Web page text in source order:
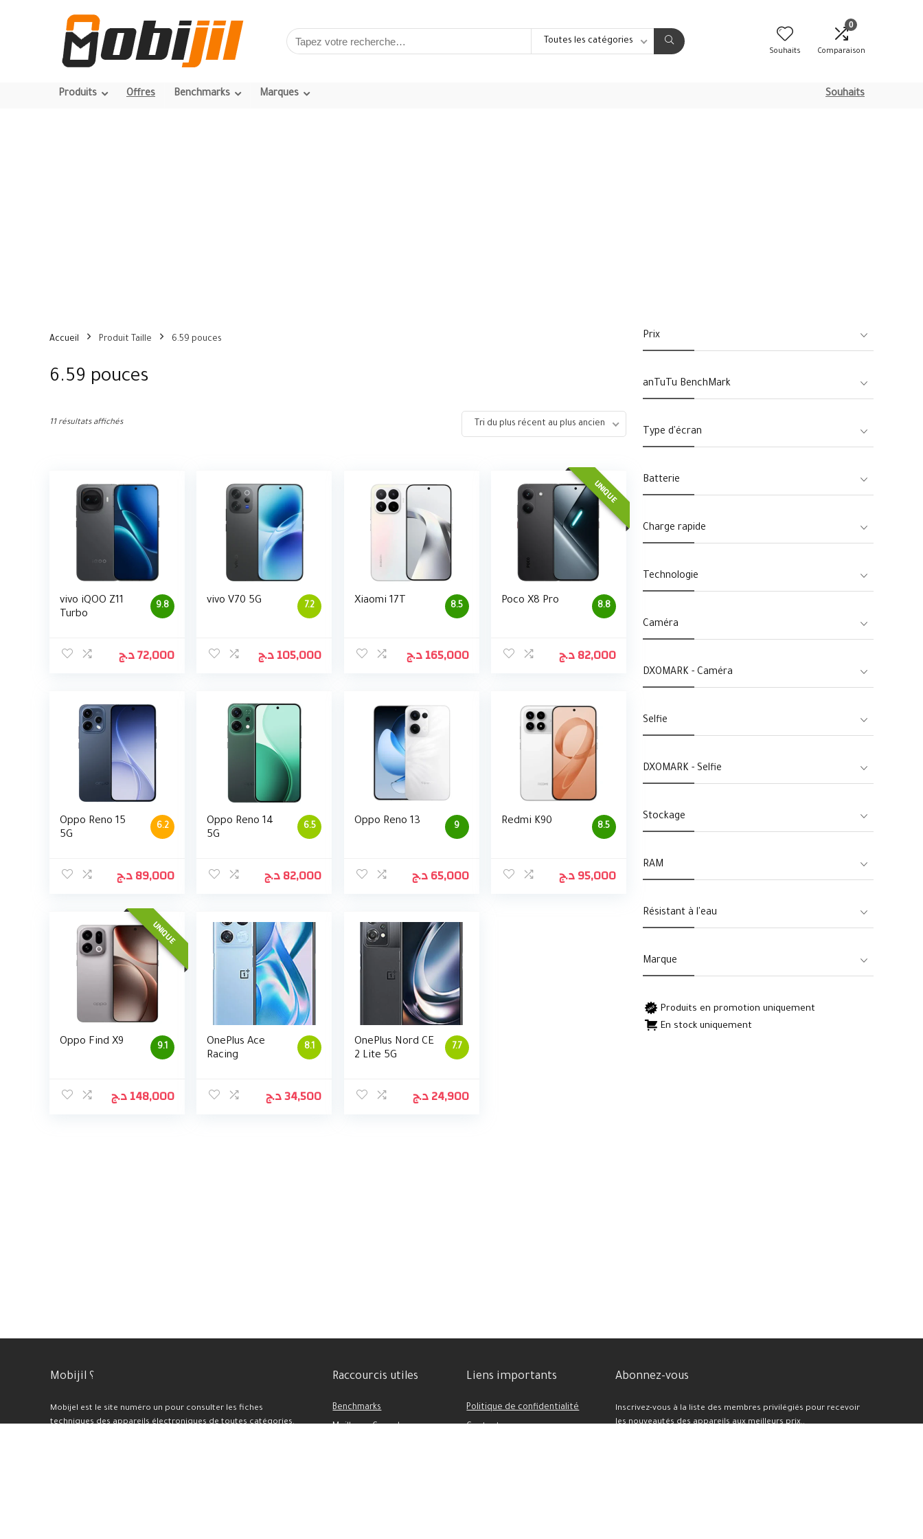
Toutes les catégories
Souhaits
0
Comparaison
Produits Offres Benchmarks Marques Souhaits
Accueil Produit Taille 6.59 pouces
6.59 pouces
11 résultats affichés Tri du plus récent au plus ancien
9.8
vivo iQOO Z11
Turbo
72,000د.ج
7.2
vivo V70 5G
105,000د.ج
8.5
Xiaomi 17T
165,000د.ج
UNIQUE
8.8
Poco X8 Pro
82,000د.ج
6.2
Oppo Reno 15
5G
89,000د.ج
6.5
Oppo Reno 14
5G
82,000د.ج
9
Oppo Reno 13
65,000د.ج
8.5
Redmi K90
95,000د.ج
UNIQUE
9.1
Oppo Find X9
148,000د.ج
8.1
OnePlus Ace
Racing
34,500د.ج
7.7
OnePlus Nord CE
2 Lite 5G
24,900د.ج
Prix
anTuTu BenchMark
Type d'écran
Batterie
Charge rapide
Technologie
Caméra
DXOMARK - Caméra
Selfie
DXOMARK - Selfie
Stockage
RAM
Résistant à l'eau
Marque
Produits en promotion uniquement
En stock uniquement
Mobijil ؟
Mobijel est le site numéro un pour consulter les fiches
techniques des appareils électroniques de toutes catégories.
Raccourcis utiles
Benchmarks
Liens importants
Politique de confidentialité
Abonnez-vous
Inscrivez-vous à la liste des membres privilégiés pour recevoir
les nouveautés des appareils aux meilleurs prix..